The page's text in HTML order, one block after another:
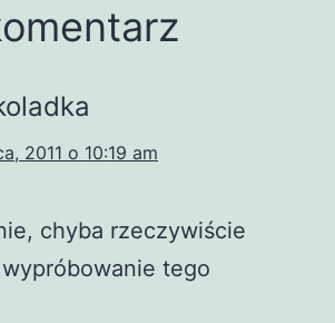
2011 o 10:19 am
chyba rzeczywiście
tego